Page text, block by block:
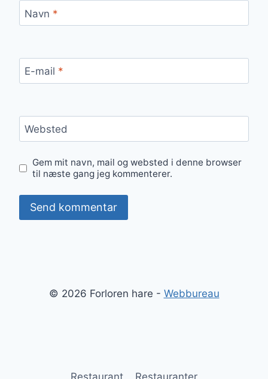
Navn *
E-mail *
Websted
Gem mit navn, mail og websted i denne browser
til næste gang jeg kommenterer.
© 2026 Forloren hare - Webbureau
Restaurant Restauranter